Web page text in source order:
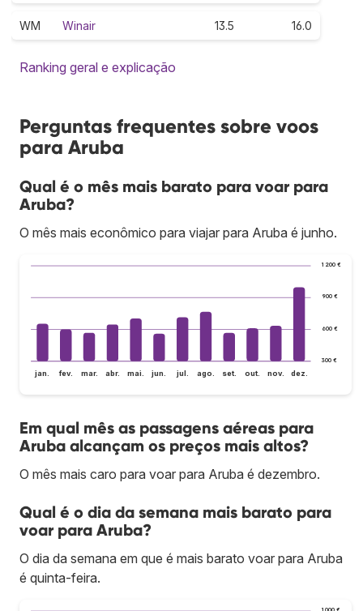
WM Winair 13.5 16.0
Ranking geral e explicação
Perguntas frequentes sobre voos
para Aruba
Qual é o mês mais barato para voar para
Aruba?
O mês mais econômico para viajar para Aruba é junho.
300 €
600 €
900 €
1 200 €
jan. fev. mar. abr. mai. jun. jul. ago. set. out. nov. dez.
Em qual mês as passagens aéreas para
Aruba alcançam os preços mais altos?
O mês mais caro para voar para Aruba é dezembro.
Qual é o dia da semana mais barato para
voar para Aruba?
O dia da semana em que é mais barato voar para Aruba
é quinta-feira.